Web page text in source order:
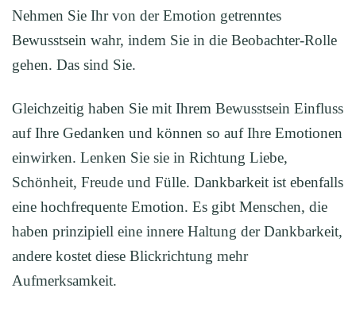
Nehmen Sie Ihr von der Emotion getrenntes
Bewusstsein wahr, indem Sie in die Beobachter-Rolle
gehen. Das sind Sie.
Gleichzeitig haben Sie mit Ihrem Bewusstsein Einfluss
auf Ihre Gedanken und können so auf Ihre Emotionen
einwirken. Lenken Sie sie in Richtung Liebe,
Schönheit, Freude und Fülle. Dankbarkeit ist ebenfalls
eine hochfrequente Emotion. Es gibt Menschen, die
haben prinzipiell eine innere Haltung der Dankbarkeit,
andere kostet diese Blickrichtung mehr
Aufmerksamkeit.